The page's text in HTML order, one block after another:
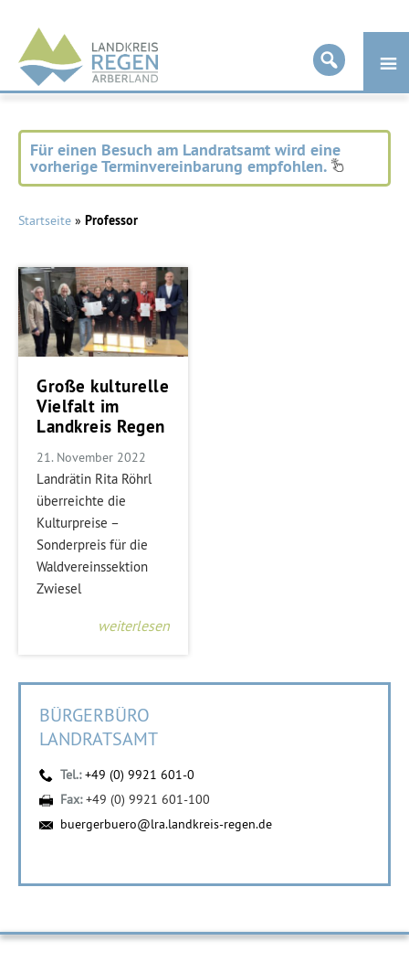
Landkreis
Regen
Für einen Besuch am Landratsamt wird eine
vorherige Terminvereinbarung empfohlen.
Startseite » Professor
Große kulturelle
Vielfalt im
Landkreis Regen
21. November 2022
Landrätin Rita Röhrl
überreichte die
Kulturpreise –
Sonderpreis für die
Waldvereinssektion
Zwiesel
weiterlesen
BÜRGERBÜRO
LANDRATSAMT
Tel.:+49 (0) 9921 601-0
Fax:+49 (0) 9921 601-100
buergerbuero@lra.landkreis-regen.de